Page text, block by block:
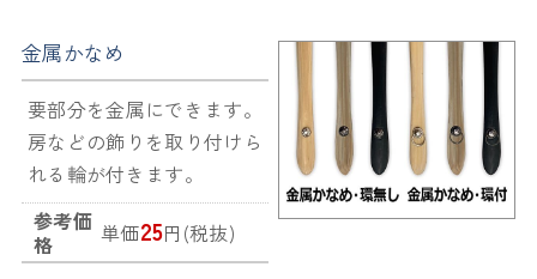
金属かなめ
要部分を金属にできます。
房などの飾りを取り付けら
れる輪が付きます。
参考価
格
単価25円(税抜)